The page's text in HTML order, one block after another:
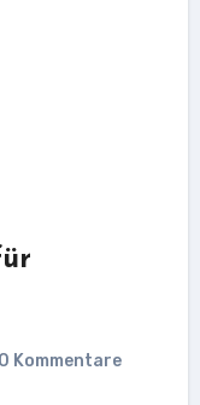
0 Kommentare